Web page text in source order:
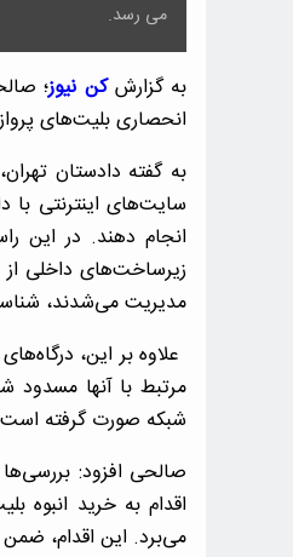
می رسد.
به گزارشکن نیوز؛
انحصاری بلیت‌های
به گفته دادستان
مدیریت می‌شدند،
مرتبط با آنها مسدود
شبکه صورت گرفته
صالحی افزود:
اقدام به خرید انبوه
می‌برد. این اقدام،